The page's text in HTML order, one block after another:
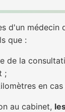
d'un
que :
de la
;
en
au cabinet,